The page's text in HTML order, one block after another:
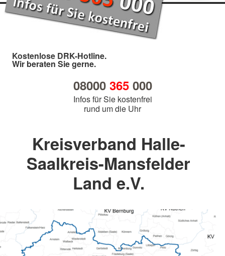
Kostenlose DRK-Hotline.
Wir beraten Sie gerne.
08000 365000
Infos für Sie kostenfrei
rund um die Uhr
Kreisverband Halle-
Saalkreis-Mansfelder
Land e.V.